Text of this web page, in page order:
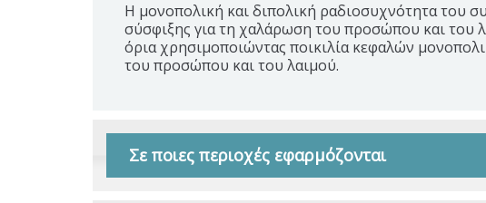
Η μονοπολική και διπολική ραδιοσυχνότητα του
σύσφιξης για τη χαλάρωση του προσώπου και του
όρια χρησιμοποιώντας ποικιλία κεφαλών
του προσώπου και του λαιμού.
Σε ποιες περιοχές εφαρμόζονται